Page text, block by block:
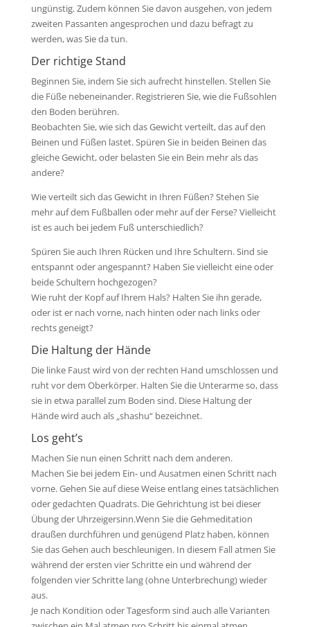
ungünstig. Zudem können Sie davon ausgehen, von jedem
zweiten Passanten angesprochen und dazu befragt zu
werden, was Sie da tun.
Der richtige Stand
Beginnen Sie, indem Sie sich aufrecht hinstellen. Stellen Sie
die Füße nebeneinander. Registrieren Sie, wie die Fußsohlen
den Boden berühren.
Beobachten Sie, wie sich das Gewicht verteilt, das auf den
Beinen und Füßen lastet. Spüren Sie in beiden Beinen das
gleiche Gewicht, oder belasten Sie ein Bein mehr als das
andere?
Wie verteilt sich das Gewicht in Ihren Füßen? Stehen Sie
mehr auf dem Fußballen oder mehr auf der Ferse? Vielleicht
ist es auch bei jedem Fuß unterschiedlich?
Spüren Sie auch Ihren Rücken und Ihre Schultern. Sind sie
entspannt oder angespannt? Haben Sie vielleicht eine oder
beide Schultern hochgezogen?
Wie ruht der Kopf auf Ihrem Hals? Halten Sie ihn gerade,
oder ist er nach vorne, nach hinten oder nach links oder
rechts geneigt?
Die Haltung der Hände
Die linke Faust wird von der rechten Hand umschlossen und
ruht vor dem Oberkörper. Halten Sie die Unterarme so, dass
sie in etwa parallel zum Boden sind. Diese Haltung der
Hände wird auch als „shashu“ bezeichnet.
Los geht’s
Machen Sie nun einen Schritt nach dem anderen.
Machen Sie bei jedem Ein- und Ausatmen einen Schritt nach
vorne. Gehen Sie auf diese Weise entlang eines tatsächlichen
oder gedachten Quadrats. Die Gehrichtung ist bei dieser
Übung der Uhrzeigersinn.Wenn Sie die Gehmeditation
draußen durchführen und genügend Platz haben, können
Sie das Gehen auch beschleunigen. In diesem Fall atmen Sie
während der ersten vier Schritte ein und während der
folgenden vier Schritte lang (ohne Unterbrechung) wieder
aus.
Je nach Kondition oder Tagesform sind auch alle Varianten